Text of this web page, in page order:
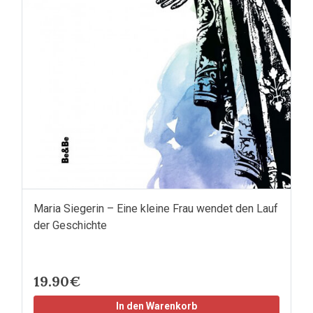
Maria Siegerin – Eine kleine Frau wendet den Lauf
der Geschichte
19.90€
In den Warenkorb